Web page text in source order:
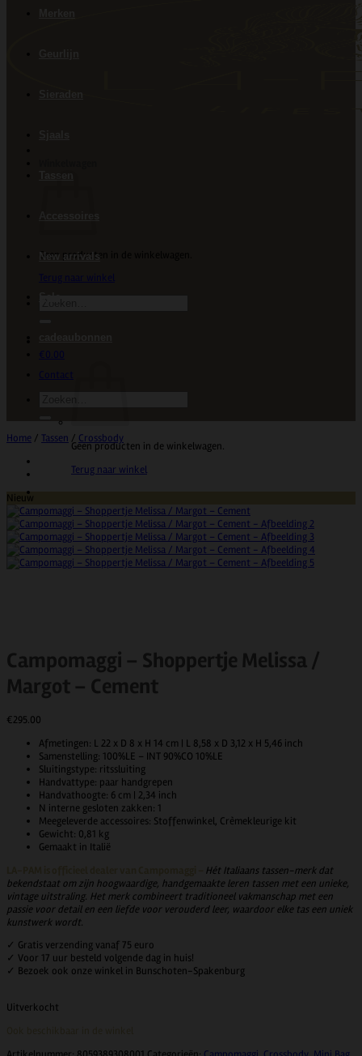
Geen producten in de winkelwagen.
Geen producten in de winkelwagen.
Terug naar winkel
New arrivals
Home / Tassen / Crossbody
Nieuw
Campomaggi – Shoppertje Melissa /
Margot – Cement
€295.00
Afmetingen: L 22 x D 8 x H 14 cm | L 8,58 x D 3,12 x H 5,46 inch
Samenstelling: 100%LE – INT 90%CO 10%LE
Sluitingstype: ritssluiting
Handvattype: paar handgrepen
Handvathoogte: 6 cm | 2,34 inch
N interne gesloten zakken: 1
Meegeleverde accessoires: Stoffenwinkel, Crèmekleurige kit
Gewicht: 0,81 kg
Gemaakt in Italië
Hét Italiaans tassen-merk dat
bekendstaat om zijn hoogwaardige, handgemaakte leren tassen met een unieke,
vintage uitstraling. Het merk combineert traditioneel vakmanschap met een
passie voor detail en een liefde voor verouderd leer, waardoor elke tas een uniek
kunstwerk wordt.
✓ Gratis verzending vanaf 75 euro
✓ Voor 17 uur besteld volgende dag in huis!
✓ Bezoek ook onze winkel in Bunschoten-Spakenburg
Uitverkocht